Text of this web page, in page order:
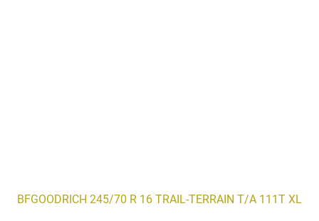
BFGOODRICH 245/70 R 16 TRAIL-TERRAIN T/A 111T XL